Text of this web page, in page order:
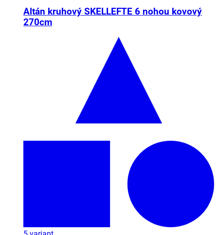
Altán kruhový SKELLEFTE 6 nohou kovový
270cm